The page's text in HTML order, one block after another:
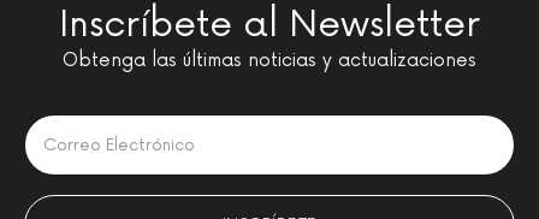
Inscríbete al Newsletter
Obtenga las últimas noticias y actualizaciones
Please leave this field empty.